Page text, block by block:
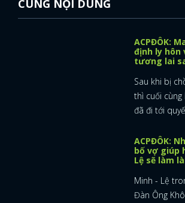
CÙNG NỘI DUNG
ACPĐÔK:
định ly hôn
tương lai
Sau khi bị
thì cuối cùng
đã đi tới
ACPĐÔK:
bố vợ giúp
Lệ sẽ làm
Minh - Lệ
Đàn Ông